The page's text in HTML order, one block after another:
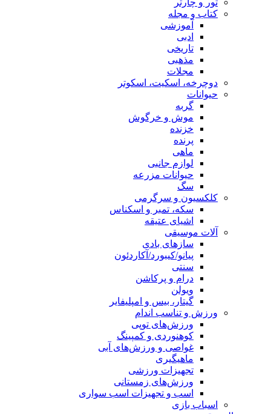
تور و چارتر
کتاب و مجله
آموزشی
ادبی
تاریخی
مذهبی
مجلات
دوچرخه، اسکیت، اسکوتر
حیوانات
گربه
موش و خرگوش
خزنده
پرنده
ماهی
لوازم جانبی
حیوانات مزرعه
سگ
کلکسیون و سرگرمی
سکه، تمبر و اسکناس
اشیای عتیقه
آلات موسیقی
سازهای بادی
پیانو/کیبورد/آکاردئون
سنتی
درام و پرکاشن
ویولن
گیتار، بیس و امپلیفایر
ورزش و تناسب اندام
ورزش‌های توپی
کوهنوردی و کمپینگ
غواصی و ورزش‌های آبی
ماهیگیری
تجهیزات ورزشی
ورزش‌های زمستانی
اسب و تجهیزات اسب سواری
اسباب‌ بازی